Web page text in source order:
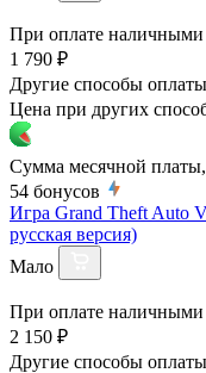
При оплате наличными
1 790 ₽
Другие способы оплаты
Цена при других
Сумма месячной платы,
54 бонусов
Игра Grand Theft Auto
русская версия)
Мало
При оплате наличными
2 150 ₽
Другие способы оплаты